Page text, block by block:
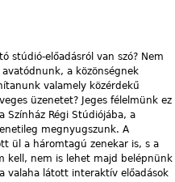
stúdió-előadásról van szó? Nem
a közönségnek
valamely közérdekű
üzenetet? Jeges félelmünk ez
Színház Régi Stúdiójába, a
megnyugszunk. A
ül a háromtagú zenekar is, s a
kell, nem is lehet majd belépnünk
valaha látott interaktív előadások